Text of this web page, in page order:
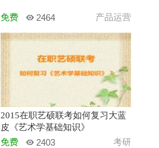
免费 2464 产品运营
2015在职艺硕联考如何复习大蓝
皮《艺术学基础知识》
免费 2403 考研